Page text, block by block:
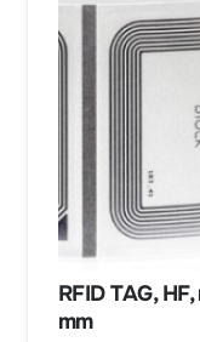
RFID TAG,
mm